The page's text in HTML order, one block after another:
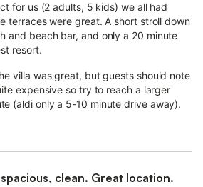
for us (2 adults, 5 kids) we all had
terraces were great. A short stroll down
and beach bar, and only a 20 minute
resort.
villa was great, but guests should note
expensive so try to reach a larger
(aldi only a 5-10 minute drive away).
clean. Great location.